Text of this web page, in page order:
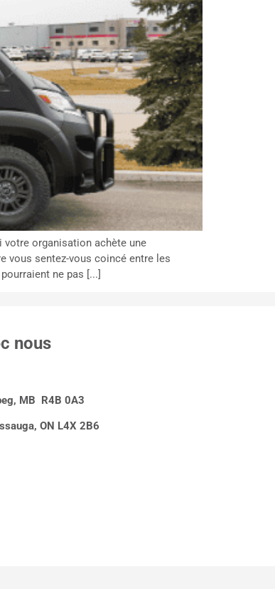
votre organisation achète une
vous sentez-vous coincé entre les
ne pas [...]
nous
MB R4B 0A3
ON L4X 2B6